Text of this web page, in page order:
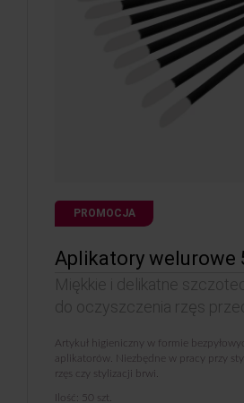
PROMOCJA
Aplikatory welurowe
Miękkie i delikatne
do oczyszczenia rzęs
Artykuł higieniczny w formie
aplikatorów. Niezbędne w pracy przy
rzęs czy stylizacji brwi.
Ilość: 50 szt.